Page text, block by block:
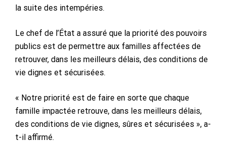
la suite des intempéries.
Le chef de l’État a assuré que la priorité des pouvoirs
publics est de permettre aux familles affectées de
retrouver, dans les meilleurs délais, des conditions de
vie dignes et sécurisées.
« Notre priorité est de faire en sorte que chaque
famille impactée retrouve, dans les meilleurs délais,
des conditions de vie dignes, sûres et sécurisées », a-
t-il affirmé.